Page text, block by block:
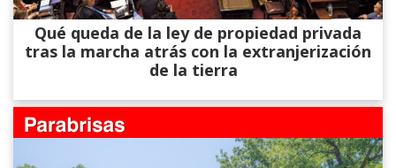
Qué queda de la ley de propiedad privada
tras la marcha atrás con la extranjerización
de la tierra